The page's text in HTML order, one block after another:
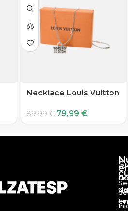
Necklace Louis Vuitton
89,99€ 79,99 €
de
en